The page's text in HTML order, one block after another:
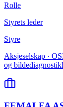
Rolle
Styrets leder
Styre
Aksjeselskap ·
og